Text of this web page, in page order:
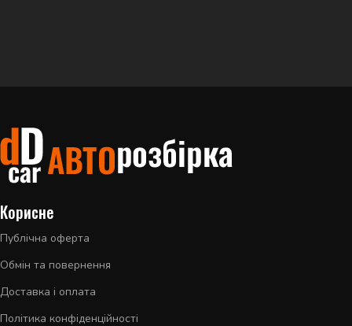
Корисне
Публічна оферта
Обмін та повернення
Доставка і оплата
Політика конфіденційності